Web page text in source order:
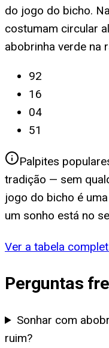
do jogo do bicho.
costumam circular
abobrinha verde na
92
16
04
51
Palpites
tradição — sem
jogo do bicho é
um sonho está no
Ver a tabela
Perguntas
Sonhar com
ruim?